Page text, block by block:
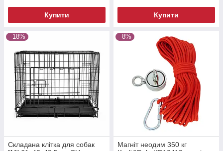
Купити Купити
–18%
Складана клітка для собак
–8%
Магніт неодим 350 кг